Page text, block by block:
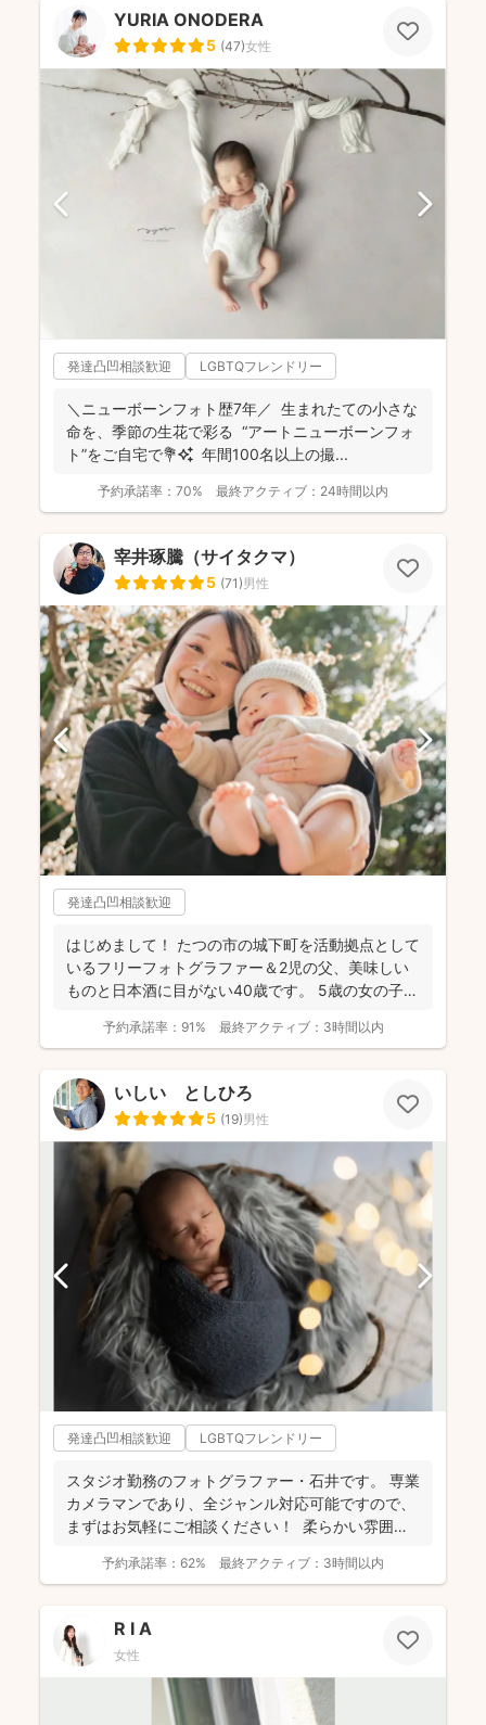
YURIA ONODERA
5 (47)女性
発達凸凹相談歓迎 LGBTQフレンドリー
＼ニューボーンフォト歴7年／ 生まれたての小さな
命を、季節の生花で彩る “アートニューボーンフォ
ト”をご自宅で💐✨ 年間100名以上の撮...
予約承諾率： 70% 最終アクティブ： 24時間以内
宰井琢騰（サイタクマ）
5 (71)男性
発達凸凹相談歓迎
はじめまして！ たつの市の城下町を活動拠点として
いるフリーフォトグラファー＆2児の父、美味しい
ものと日本酒に目がない40歳です。 5歳の女の子、
予約承諾率： 91% 最終アクティブ： 3時間以内
いしい としひろ
5 (19)男性
発達凸凹相談歓迎 LGBTQフレンドリー
スタジオ勤務のフォトグラファー・石井です。 専業
カメラマンであり、全ジャンル対応可能ですので、
まずはお気軽にご相談ください！ 柔らかい雰囲気
予約承諾率： 62% 最終アクティブ： 3時間以内
R I A
女性